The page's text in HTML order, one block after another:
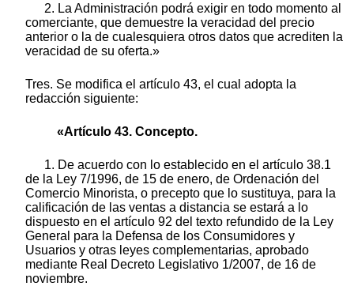
2. La Administración podrá exigir en todo momento al
comerciante, que demuestre la veracidad del precio
anterior o la de cualesquiera otros datos que acrediten la
veracidad de su oferta.»
Tres. Se modifica el artículo 43, el cual adopta la
redacción siguiente:
«Artículo 43. Concepto.
1. De acuerdo con lo establecido en el artículo 38.1
de la Ley 7/1996, de 15 de enero, de Ordenación del
Comercio Minorista, o precepto que lo sustituya, para la
calificación de las ventas a distancia se estará a lo
dispuesto en el artículo 92 del texto refundido de la Ley
General para la Defensa de los Consumidores y
Usuarios y otras leyes complementarias, aprobado
mediante Real Decreto Legislativo 1/2007, de 16 de
noviembre.